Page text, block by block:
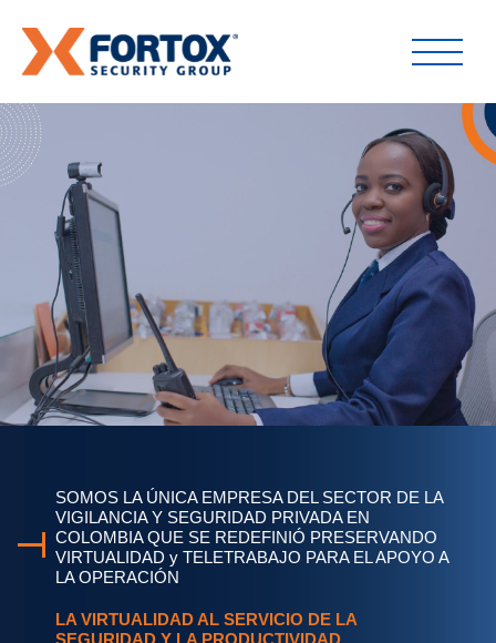
SOMOS LA ÚNICA EMPRESA DEL SECTOR DE LA
VIGILANCIA Y SEGURIDAD PRIVADA EN
COLOMBIA QUE SE REDEFINIÓ PRESERVANDO
VIRTUALIDAD y TELETRABAJO PARA EL APOYO A
LA OPERACIÓN
LA VIRTUALIDAD AL SERVICIO DE LA